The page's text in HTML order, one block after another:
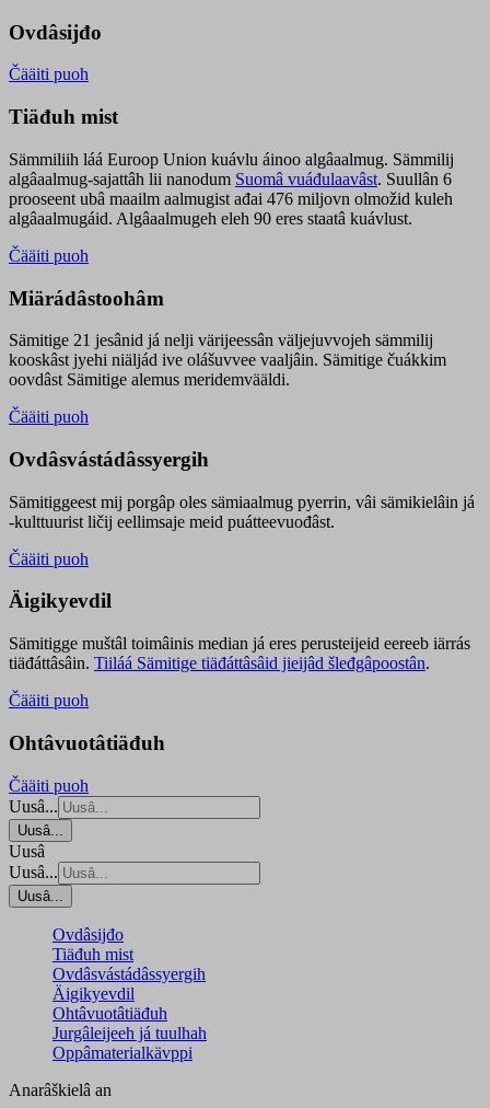
Ovdâsijđo
Čääiti puoh
Tiäđuh mist
Sämmiliih láá Euroop Union kuávlu áinoo algâaalmug. Sämmilij
algâaalmug-sajattâh lii nanodum Suomâ vuáđulaavâst. Suullân 6
prooseent ubâ maailm aalmugist ađai 476 miljovn olmožid kuleh
algâaalmugáid. Algâaalmugeh eleh 90 eres staatâ kuávlust.
Čääiti puoh
Miärádâstoohâm
Sämitige 21 jesânid já nelji värijeessân väljejuvvojeh sämmilij
kooskâst jyehi niäljád ive olášuvvee vaaljâin. Sämitige čuákkim
oovdâst Sämitige alemus meridemvääldi.
Čääiti puoh
Ovdâsvástádâssyergih
Sämitiggeest mij porgâp oles sämiaalmug pyerrin, vâi sämikielâin já
-kulttuurist ličij eellimsaje meid puátteevuođâst.
Čääiti puoh
Äigikyevdil
Sämitigge muštâl toimâinis median já eres perusteijeid eereeb iärrás
tiäđáttâsâin. Tiiláá Sämitige tiäđáttâsâid jieijâd šleđgâpoostân.
Čääiti puoh
Ohtâvuotâtiäđuh
Čääiti puoh
Uusâ...
Uusâ...
Uusâ
Uusâ...
Uusâ...
Ovdâsijđo
Tiäđuh mist
Ovdâsvástádâssyergih
Äigikyevdil
Ohtâvuotâtiäđuh
Jurgâleijeeh já tuulhah
Oppâmaterialkävppi
Anarâškielâ an